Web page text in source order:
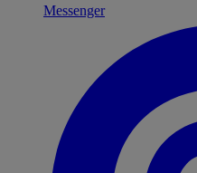
Messenger